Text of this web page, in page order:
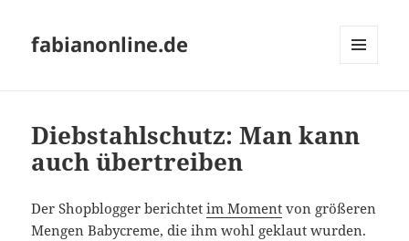
fabianonline.de
Diebstahlschutz: Man kann
auch übertreiben
Der Shopblogger berichtetim Moment von größeren
Mengen Babycreme, die ihm wohl geklaut wurden.